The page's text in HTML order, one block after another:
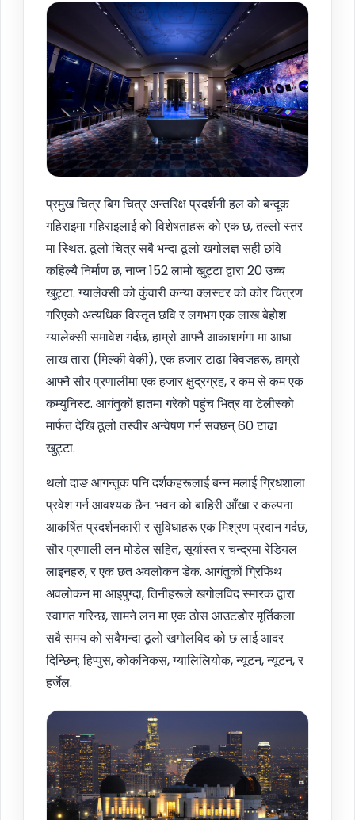
प्रमुख चित्र बिग चित्र अन्तरिक्ष प्रदर्शनी हल को बन्दूक
गहिराइमा गहिराइलाई को विशेषताहरू को एक छ, तल्लो स्तर
मा स्थित. ठूलो चित्र सबै भन्दा ठूलो खगोलज्ञ सही छवि
कहिल्यै निर्माण छ, नाप्न 152 लामो खुट्टा द्वारा 20 उच्च
खुट्टा. ग्यालेक्सी को कुंवारी कन्या क्लस्टर को कोर चित्रण
गरिएको अत्यधिक विस्तृत छवि र लगभग एक लाख बेहोश
ग्यालेक्सी समावेश गर्दछ, हाम्रो आफ्नै आकाशगंगा मा आधा
लाख तारा (मिल्की वेकी), एक हजार टाढा क्विजहरू, हाम्रो
आफ्नै सौर प्रणालीमा एक हजार क्षुद्रग्रह, र कम से कम एक
कम्युनिस्ट. आगंतुकों हातमा गरेको पहुंच भित्र वा टेलीस्को
मार्फत देखि ठूलो तस्वीर अन्वेषण गर्न सक्छन् 60 टाढा
खुट्टा.
थलो दाङ आगन्तुक पनि दर्शकहरूलाई बन्न मलाई ग्रिधशाला
प्रवेश गर्न आवश्यक छैन. भवन को बाहिरी आँखा र कल्पना
आकर्षित प्रदर्शनकारी र सुविधाहरू एक मिश्रण प्रदान गर्दछ,
सौर प्रणाली लन मोडेल सहित, सूर्यास्त र चन्द्रमा रेडियल
लाइनहरु, र एक छत अवलोकन डेक. आगंतुकों ग्रिफिथ
अवलोकन मा आइपुग्दा, तिनीहरूले खगोलविद स्मारक द्वारा
स्वागत गरिन्छ, सामने लन मा एक ठोस आउटडोर मूर्तिकला
सबै समय को सबैभन्दा ठूलो खगोलविद को छ लाई आदर
दिन्छिन्: हिप्पुस, कोकनिकस, ग्यालिलियोक, न्यूटन, न्यूटन, र
हर्जेल.